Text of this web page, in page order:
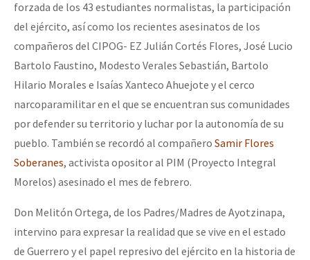
forzada de los 43 estudiantes normalistas, la participación
del ejército, así como los recientes asesinatos de los
compañeros del CIPOG- EZ Julián Cortés Flores, José Lucio
Bartolo Faustino, Modesto Verales Sebastián, Bartolo
Hilario Morales e Isaías Xanteco Ahuejote y el cerco
narcoparamilitar en el que se encuentran sus comunidades
por defender su territorio y luchar por la autonomía de su
pueblo. También se recordó al compañero Samir Flores
Soberanes, activista opositor al PIM (Proyecto Integral
Morelos) asesinado el mes de febrero.
Don Melitón Ortega, de los Padres/Madres de Ayotzinapa,
intervino para expresar la realidad que se vive en el estado
de Guerrero y el papel represivo del ejército en la historia de